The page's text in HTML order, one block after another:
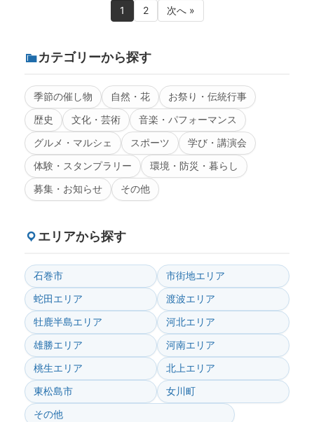
1 2 次へ »
カテゴリーから探す
季節の催し物 自然・花 お祭り・伝統行事
歴史 文化・芸術 音楽・パフォーマンス
グルメ・マルシェ スポーツ 学び・講演会
体験・スタンプラリー 環境・防災・暮らし
募集・お知らせ その他
エリアから探す
石巻市 市街地エリア
蛇田エリア 渡波エリア
牡鹿半島エリア 河北エリア
雄勝エリア 河南エリア
桃生エリア 北上エリア
東松島市 女川町
その他